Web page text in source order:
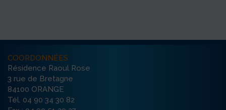
COORDONNÉES
Résidence Raoul Rose
3 rue de Bretagne
84100 ORANGE
Tél. 04 90 34 30 82